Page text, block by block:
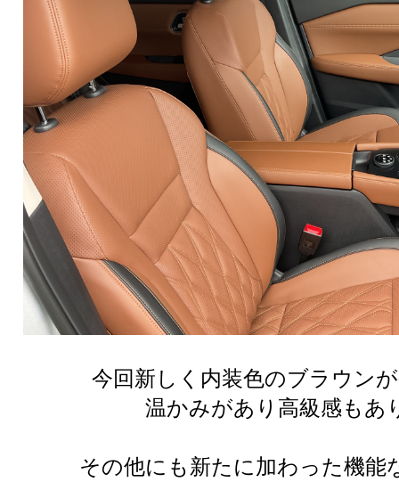
今回新しく内装色のブラウン
温かみがあり高級感も
その他にも新たに加わった機能